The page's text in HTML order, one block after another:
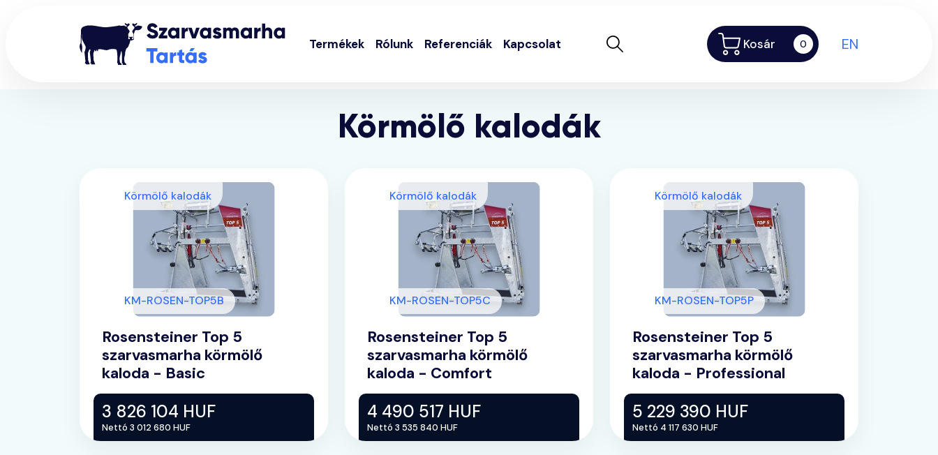
Termékek Rólunk Referenciák Kapcsolat Kosár 0 EN
Körmölő kalodák
KM-ROSEN-TOP5B
Rosensteiner Top 5
szarvasmarha körmölő
kaloda - Basic
3 826 104 HUF
Nettó 3 012 680 HUF
Körmölő kalodák
KM-ROSEN-TOP5C
Rosensteiner Top 5
szarvasmarha körmölő
kaloda - Comfort
4 490 517 HUF
Nettó 3 535 840 HUF
Körmölő kalodák
KM-ROSEN-TOP5P
Rosensteiner Top 5
szarvasmarha körmölő
kaloda - Professional
5 229 390 HUF
Nettó 4 117 630 HUF
Körmölő kalodák